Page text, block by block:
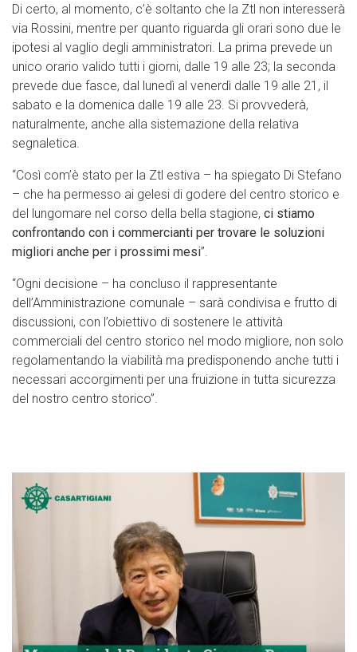
Di certo, al momento, c’è soltanto che la Ztl non interesserà
via Rossini, mentre per quanto riguarda gli orari sono due le
ipotesi al vaglio degli amministratori. La prima prevede un
unico orario valido tutti i giorni, dalle 19 alle 23; la seconda
prevede due fasce, dal lunedì al venerdì dalle 19 alle 21, il
sabato e la domenica dalle 19 alle 23. Si provvederà,
naturalmente, anche alla sistemazione della relativa
segnaletica.
“Così com’è stato per la Ztl estiva – ha spiegato Di Stefano
– che ha permesso ai gelesi di godere del centro storico e
del lungomare nel corso della bella stagione, ci stiamo
confrontando con i commercianti per trovare le soluzioni
migliori anche per i prossimi mesi”.
“Ogni decisione – ha concluso il rappresentante
dell’Amministrazione comunale – sarà condivisa e frutto di
discussioni, con l’obiettivo di sostenere le attività
commerciali del centro storico nel modo migliore, non solo
regolamentando la viabilità ma predisponendo anche tutti i
necessari accorgimenti per una fruizione in tutta sicurezza
del nostro centro storico”.